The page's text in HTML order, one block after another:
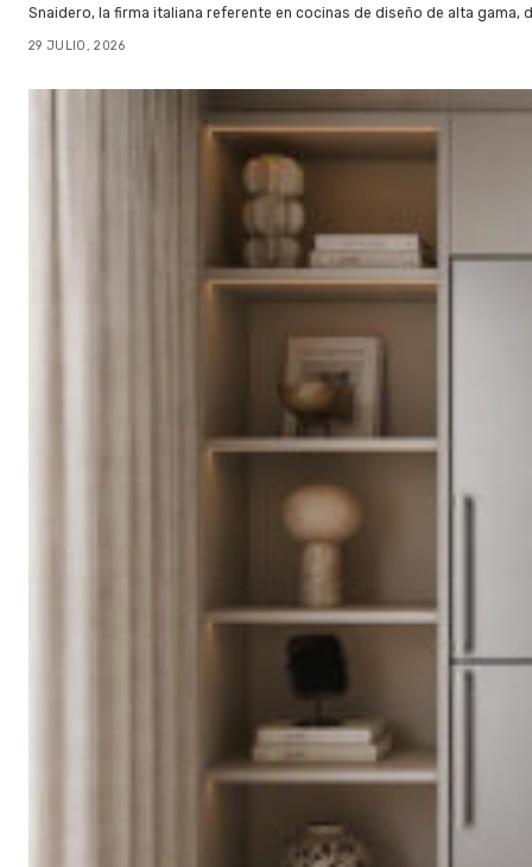
Snaidero, la firma italiana referente en cocinas de diseño de alta gama,
29 JULIO, 2026